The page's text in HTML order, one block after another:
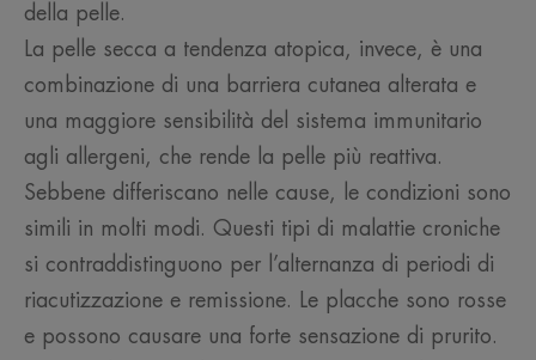
della pelle.
La pelle secca a tendenza atopica, invece, è una
combinazione di una barriera cutanea alterata e
una maggiore sensibilità del sistema immunitario
agli allergeni, che rende la pelle più reattiva.
Sebbene differiscano nelle cause, le condizioni sono
simili in molti modi. Questi tipi di malattie croniche
si contraddistinguono per l’alternanza di periodi di
riacutizzazione e remissione. Le placche sono rosse
e possono causare una forte sensazione di prurito.